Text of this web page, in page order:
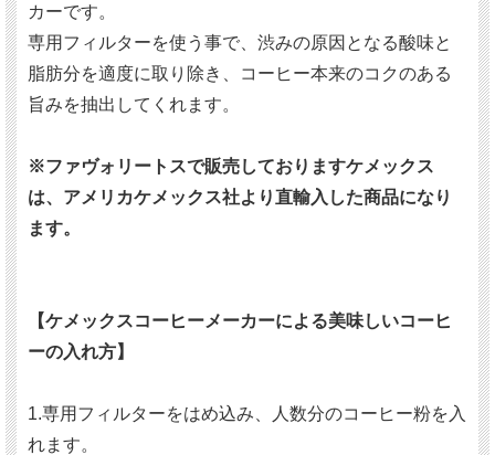
カーです。
専用フィルターを使う事で、渋みの原因となる酸味と
脂肪分を適度に取り除き、コーヒー本来のコクのある
旨みを抽出してくれます。
※ファヴォリートスで販売しておりますケメックス
は、アメリカケメックス社より直輸入した商品になり
ます。
【ケメックスコーヒーメーカーによる美味しいコーヒ
ーの入れ方】
1.専用フィルターをはめ込み、人数分のコーヒー粉を入
れます。